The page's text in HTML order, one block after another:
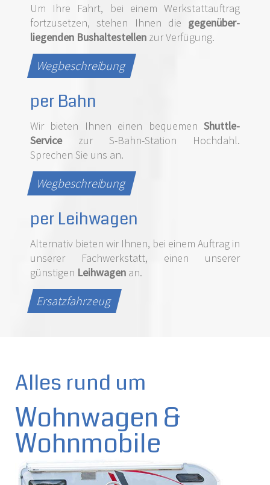
Um Ihre Fahrt, bei einem Werkstattauftrag
fortzusetzen, stehen Ihnen die gegenüber­
liegenden Bus­halte­stellen zur Verfügung.
Wegbeschreibung
per Bahn
Wir bieten Ihnen einen bequemen Shuttle-
Servicezur S-Bahn-­Station Hochdahl.
Sprechen Sie uns an.
Wegbeschreibung
per Leihwagen
Alternativ bieten wir Ihnen, bei einem Auftrag in
unserer Fachwerkstatt, einen unserer
günstigen Leihwagen an.
Ersatzfahrzeug
Alles rund um
Wohnwagen &
Wohnmobile